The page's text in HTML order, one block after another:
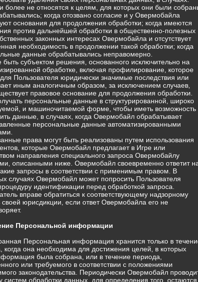
более не относятся к целям, для которых они были
когда отозвано согласие и у Овермобайла
основания для продолжения обработки; когда имеются
против дальнейшей обработки в общественно-полезных
законных интересах Овермобайла и отсутствует
необходимость в продолжении такой обработки; когда
данные обрабатывались неправомерно.
быть субъектом решения, основанного исключительно на
обработке, включая профилирование, которое
Пользователя юридически значимые последствия или
иным аналогичным образом, за исключением случаев,
правовое основание для продолжения обработки.
персональные данные в структурированной, широко
и машиночитаемой форме, чтобы иметь возможность
данные, в случаях, когда Овермобайл обрабатывает
персональные данные автоматизированными
права могут быть реализованы путем использования
которые Овермобайл предлагает в Игре или
направления специального запроса Овермобайлу
описанными ниже. Овермобайл своевременно ответит
запросы в соответствии с применимым правом. В
случаях Овермобайл может попросить Пользователя
идентификации перед обработкой запроса.
вправе обратиться к соответствующему надзорному
своей юрисдикции, если ответ Овермобайла его не
Персональной информации
Персональная информация хранится только в
когда она необходима для достижения целей, в которых
была собрана, или в течение периода,
или требуемого в соответствии с положениями
законодательства. Периодически Овермобайл
систем обработки данных, для определения того, остаются